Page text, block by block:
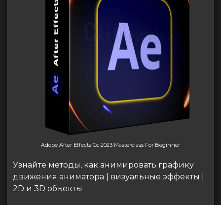
Adobe After Effects Cc 2023 Masterclass For Beginner
Узнайте методы, как анимировать графику
движения аниматора | визуальные эффекты |
2D и 3D объекты